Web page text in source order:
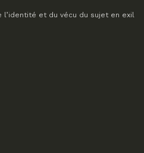
et du vécu du sujet en exil